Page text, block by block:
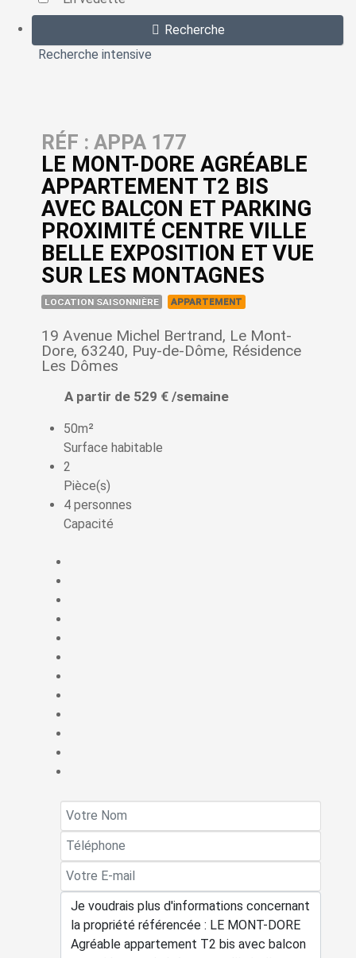
Recherche
Recherche intensive
RÉF : APPA 177
LE MONT-DORE AGRÉABLE
APPARTEMENT T2 BIS
AVEC BALCON ET PARKING
PROXIMITÉ CENTRE VILLE
BELLE EXPOSITION ET VUE
SUR LES MONTAGNES
LOCATION SAISONNIÈRE APPARTEMENT
19 Avenue Michel Bertrand, Le Mont-
Dore, 63240, Puy-de-Dôme, Résidence
Les Dômes
A partir de 529 € /semaine
50m²
Surface habitable
2
Pièce(s)
4 personnes
Capacité